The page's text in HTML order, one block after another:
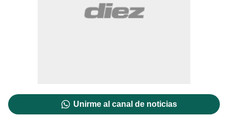
Unirme al canal de noticias